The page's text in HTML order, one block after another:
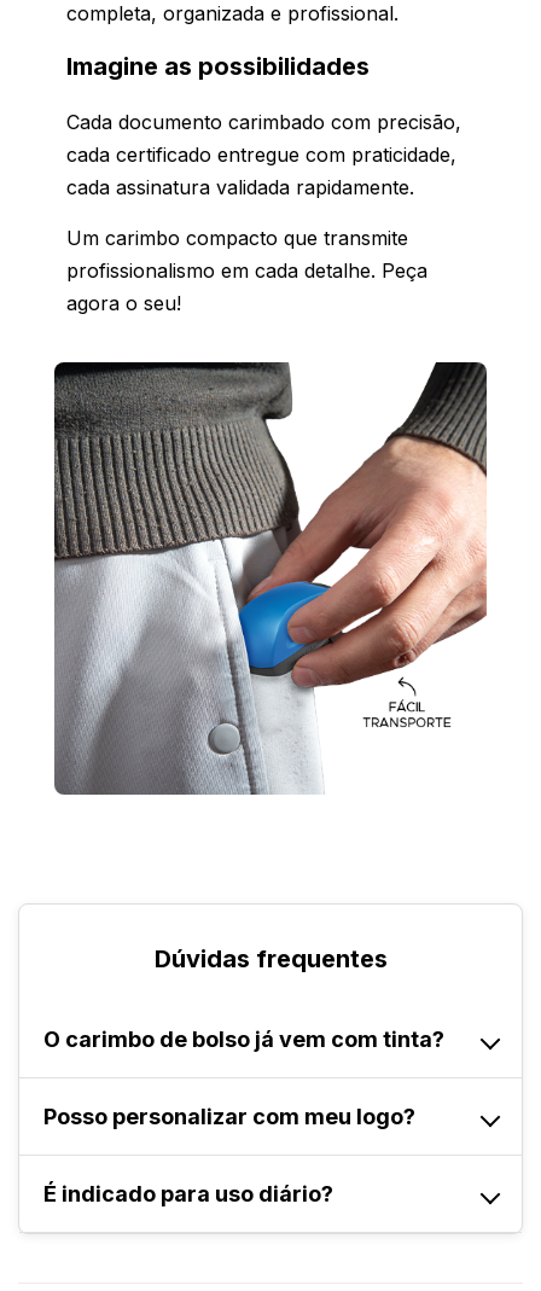
completa, organizada e profissional.
Imagine as possibilidades
Cada documento carimbado com precisão,
cada certificado entregue com praticidade,
cada assinatura validada rapidamente.
Um carimbo compacto que transmite
profissionalismo em cada detalhe. Peça
agora o seu!
Dúvidas frequentes
O carimbo de bolso já vem com tinta?
Sim. Esse modelo já vem com tinta inclusa.
Posso personalizar com meu logo?
Sim. Você pode enviar sua arte em Illustrator,
Corel Draw ou PDF, ou solicitar criação com
nossa equipe.
É indicado para uso diário?